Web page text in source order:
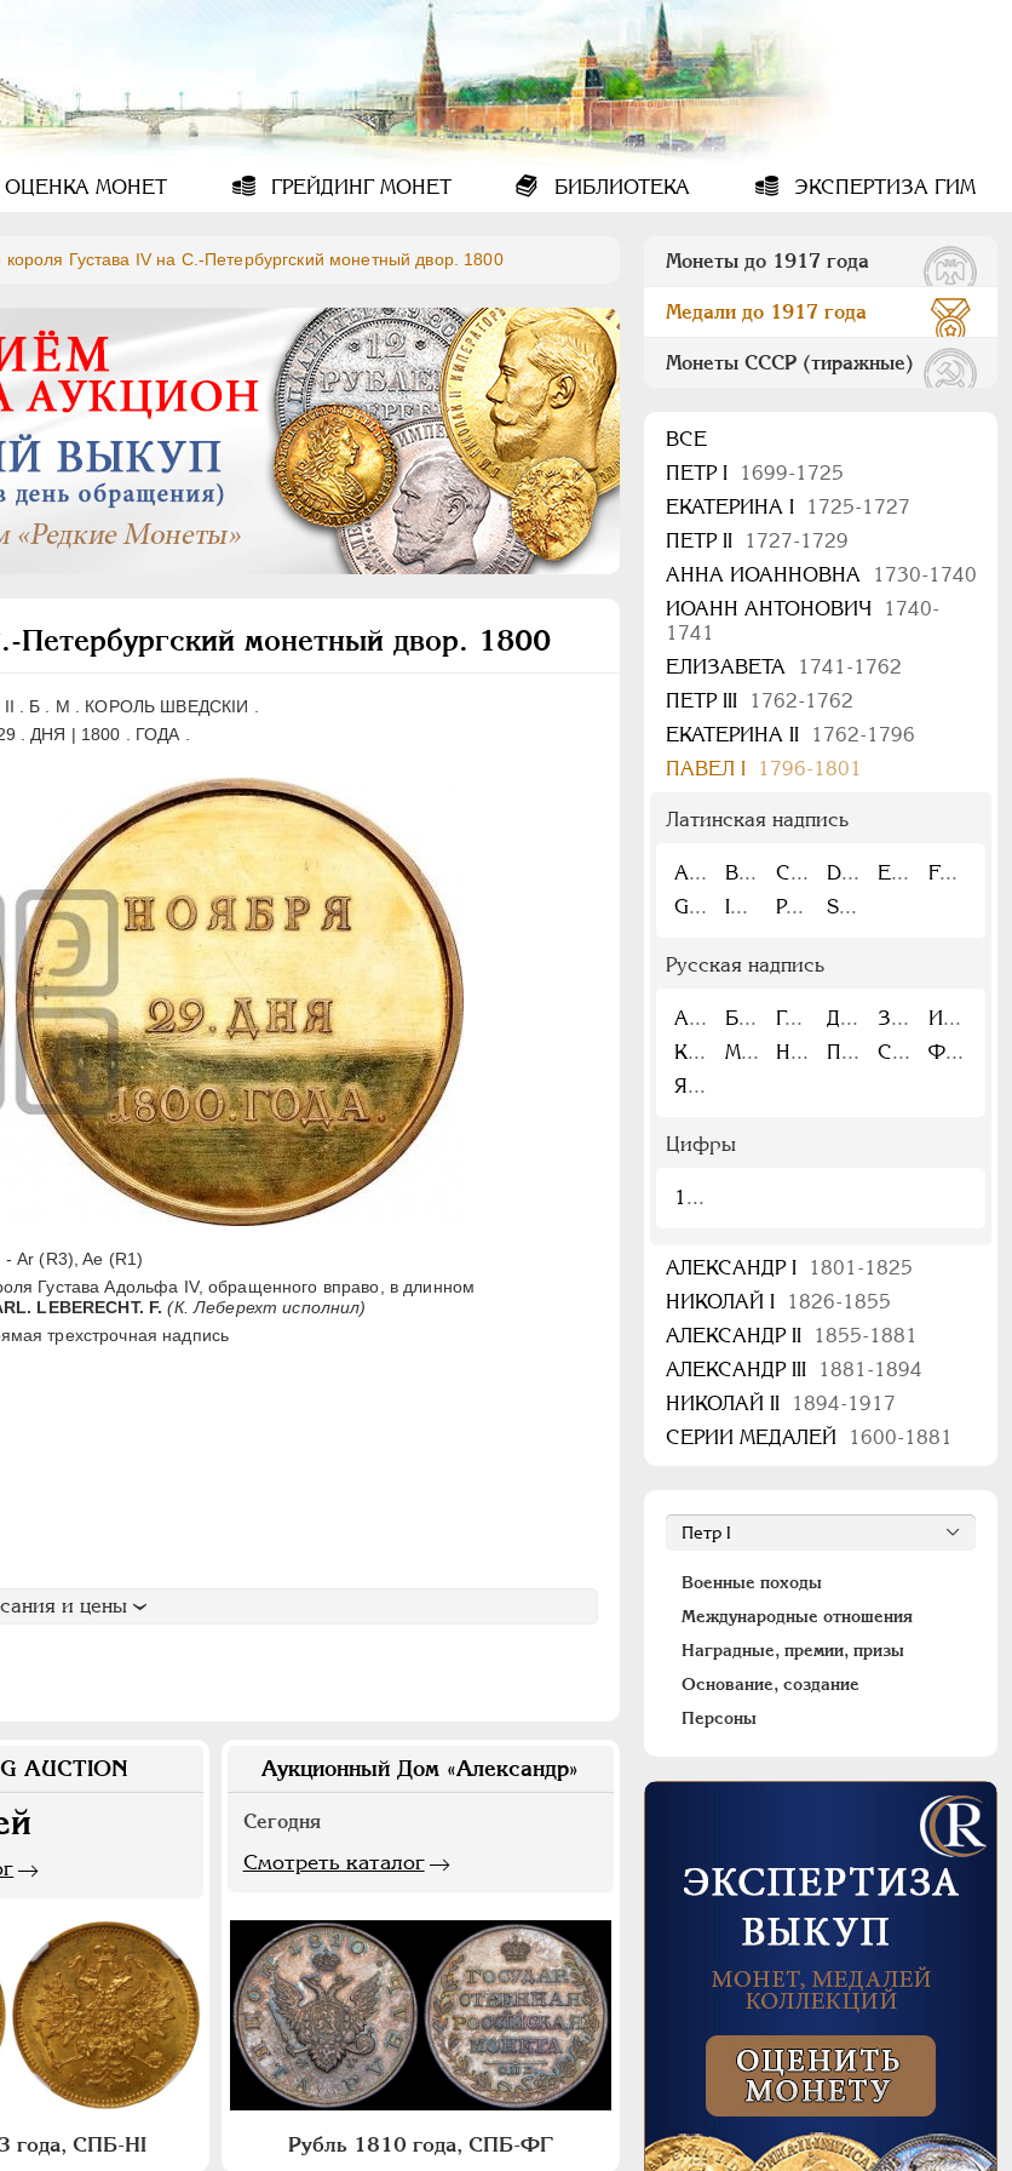
ОЦЕНКА МОНЕТ ГРЕЙДИНГМОНЕТ БИБЛИОТЕКА ЭКСПЕРТИЗА ГИМ
короля Густава IV на С.-Петербургский монетный двор. 1800
Петербургский монетный двор. 1800
. Б . М . КОРОЛЬ ШВЕДСКIИ .
. ДНЯ | 1800 . ГОДА .
- Ar (R3), Ae (R1)
Густава Адольфа IV, обращенного вправо, в длинном
LEBERECHT. F. (К. Леберехт исполнил)
трехстрочная надпись
и цены
AUCTION
года, СПБ-НI
Аукционный Дом «Александр»
Сегодня
Смотреть каталог
Рубль 1810 года, СПБ-ФГ
Монеты до 1917 года
Медали до 1917 года
Монеты СССР (тиражные)
ВСЕ
ПEТР I
1699-1725
ЕКАТЕРИНА I
1725-1727
ПЕТР II
1727-1729
АННА ИОАННОВНА
1730-1740
ИОАНН АНТОНОВИЧ
1740-
1741
ЕЛИЗАВЕТА
1741-1762
ПЕТР III
1762-1762
ЕКАТЕРИНА II
1762-1796
ПАВЕЛ I
1796-1801
Латинская надпись
A B C D E
F
G
I P S
Русская надпись
А Б Г Д З
И
К
М Н П С
Ф
Я
Цифры
1
АЛЕКСАНДР I
1801-1825
НИКОЛАЙ I
1826-1855
АЛЕКСАНДР II
1855-1881
АЛЕКСАНДР III
1881-1894
НИКОЛАЙ II
1894-1917
СЕРИИ МЕДАЛЕЙ
1600-1881
Военные походы
Международные отношения
Наградные, премии, призы
Основание, создание
Персоны